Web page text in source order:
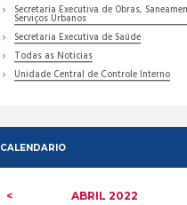
Secretaria Executiva de Obras,
Serviços Urbanos
Secretaria Executiva de Saúde
Todas as Noticias
Unidade Central de Controle Interno
CALENDARIO
ABRIL2022